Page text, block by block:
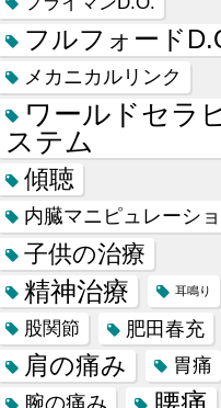
フルフォード
メカニカルリンク
ワールドセラ
ステム
傾聴
内臓マニピュレーシ
子供の治療
精神治療 耳鳴り
股関節 肥田春充
肩の痛み 胃痛
腕の痛み